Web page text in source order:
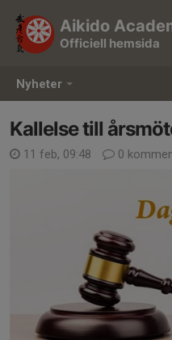
Nyheter
Aikido
Officiell hemsida
Kallelse till
11 feb, 09:48 0